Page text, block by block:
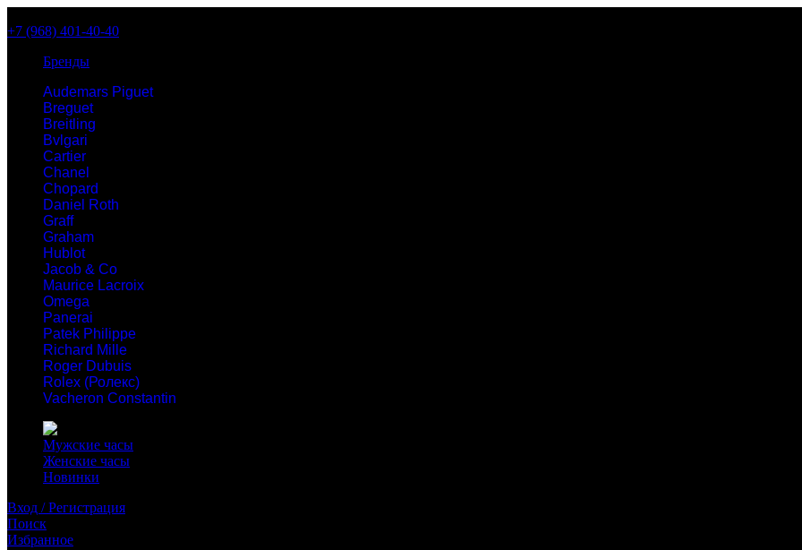
+7 (968) 401-40-40
Бренды
Audemars Piguet
Breguet
Breitling
Bvlgari
Cartier
Chanel
Chopard
Daniel Roth
Graff
Graham
Hublot
Jacob & Co
Maurice Lacroix
Omega
Panerai
Patek Philippe
Richard Mille
Roger Dubuis
Rolex (Ролекс)
Vacheron Constantin
Мужские часы
Женские часы
Новинки
Вход / Регистрация
Поиск
Избранное